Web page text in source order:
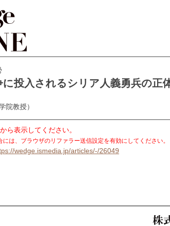
投入されるシリア人義勇兵の正
院教授）
ら表示してください。
には、ブラウザのリファラー送信設定を有効にしてください。
wedge.ismedia.jp/articles/-/26049